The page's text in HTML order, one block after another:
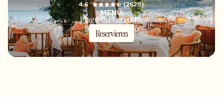
MENÜ
Reservieren
4.6 (2629)
Plage du Larvotto,
98000 Monaco